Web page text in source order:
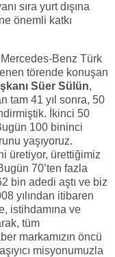
sıra yurt dışına
önemli katkı
Benz Türk
törende konuşan
Süer Sülün,
tam 41 yıl sonra, 50
İkinci 50
100 bininci
yaşıyoruz.
üretiyor, ürettiğimiz
70’ten fazla
bin adedi aştı ve biz
yılından itibaren
istihdamına ve
tüm
markamızın öncü
misyonumuzla